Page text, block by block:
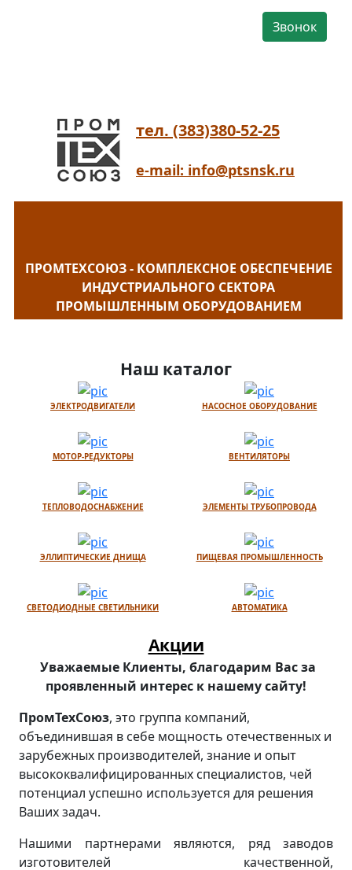
Звонок
тел. (383)380-52-25
e-mail: info@ptsnsk.ru
ПРОМТЕХСОЮЗ - КОМПЛЕКСНОЕ ОБЕСПЕЧЕНИЕ
ИНДУСТРИАЛЬНОГО СЕКТОРА
ПРОМЫШЛЕННЫМ ОБОРУДОВАНИЕМ
Наш каталог
ЭЛЕКТРОДВИГАТЕЛИ НАСОСНОЕ ОБОРУДОВАНИЕ
МОТОР-РЕДУКТОРЫ ВЕНТИЛЯТОРЫ
ТЕПЛОВОДОСНАБЖЕНИЕ ЭЛЕМЕНТЫ ТРУБОПРОВОДА
ЭЛЛИПТИЧЕСКИЕ ДНИЩА ПИЩЕВАЯ ПРОМЫШЛЕННОСТЬ
СВЕТОДИОДНЫЕ СВЕТИЛЬНИКИ АВТОМАТИКА
Акции
Уважаемые Клиенты, благодарим Вас за
проявленный интерес к нашему сайту!
ПромТехСоюз, это группа компаний,
объединившая в себе мощность отечественных и
зарубежных производителей, знание и опыт
высококвалифицированных специалистов, чей
потенциал успешно используется для решения
Ваших задач.
Нашими партнерами являются, ряд заводов
изготовителей качественной,